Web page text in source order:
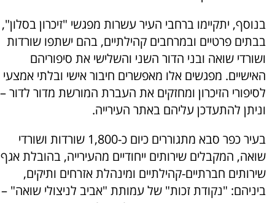
בנוסף, יתקיימו ברחבי העיר עשרות מפגשי "זיכרון בסלון",
בבתים פרטיים ובמרחבים קהילתיים, בהם ישתפו שורדות
ושורדי שואה ובני הדור השני והשלישי את סיפוריהם
האישיים. מפגשים אלו מאפשרים חיבור אישי ובלתי אמצעי
לסיפורי הזיכרון ומחזקים את העברת המורשת מדור לדור –
וניתן להתעדכן עליהם באתר העירייה.
בעיר כפר סבא מתגוררים כיום כ-1,800 שורדות ושורדי
שואה, המקבלים שירותים ייחודיים מהעירייה, בהובלת אגף
שירותים חברתיים-קהילתיים ומינהלת אזרחים ותיקים,
ביניהם: "נקודת זכות" של עמותת "אביב לניצולי שואה" –